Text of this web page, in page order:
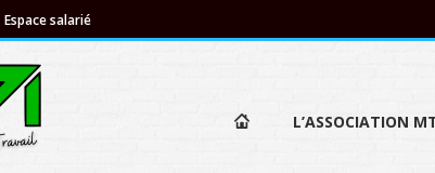
Espace salarié
L’ASSOCIATION